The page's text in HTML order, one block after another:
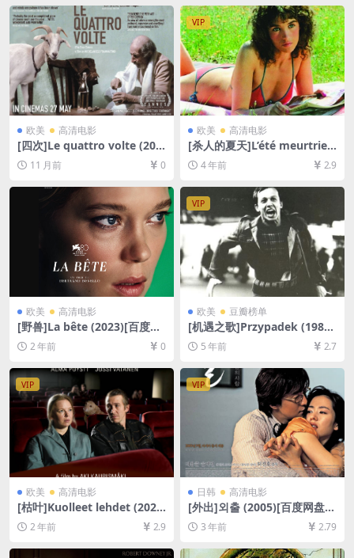
英字幕]
[粤语中字]【手机/平板无法在
线播放，请使用电脑下载防和
谐压缩包（含解压密码）】
欧美 高清电影
[四次]Le quattro volte (201
0)[百度网盘+夸克网盘720P高
清未删减资源][网盘在线播放/
下载][MP4/3.5GB][无对白]
11 月前 0
VIP
欧美 高清电影
[杀人的夏天]L’été meurtrier
(1983)[百度网盘+迅雷云盘资
源1080P超清未删减][MP4/8.
3GB][中文字幕]
4 年前 2.9
欧美 高清电影
[野兽]La bête (2023)[百度网
盘+夸克网盘1080P超清未删
减资源][网盘在线播放/下载]
2 年前 0
VIP
欧美 豆瓣榜单
[机遇之歌]Przypadek (1987)
123min[百度网盘+迅雷云盘
资源1080P超清未删减][MP4/
5 年前 2.7
VIP
欧美 高清电影
[枯叶]Kuolleet lehdet (202
3)[百度网盘+夸克网盘1080P
超清未删减资源][网盘在线播
放/下载][MP4/5.6GB][中文字
2 年前 2.9
VIP
日韩 高清电影
[外出]외출 (2005)[百度网盘
+迅雷云盘资源1080P超清未
删减][MP4/6.6GB][韩语中字]
3 年前 2.79